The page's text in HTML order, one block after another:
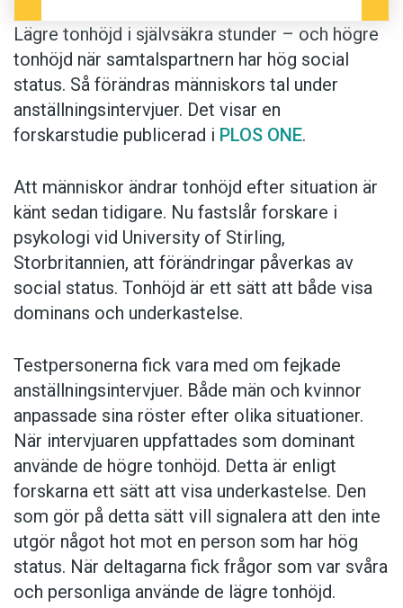
Lägre tonhöjd i självsäkra stunder – och högre
tonhöjd när samtalspartnern har hög social
status. Så förändras människors tal under
anställningsintervjuer. Det visar en
forskarstudie publicerad i PLOS ONE.
Att människor ändrar tonhöjd efter situation är
känt sedan tidigare. Nu fastslår forskare i
psykologi vid University of Stirling,
Storbritannien, att förändringar påverkas av
social status. Tonhöjd är ett sätt att både visa
dominans och underkastelse.
Testpersonerna fick vara med om fejkade
anställningsintervjuer. Både män och kvinnor
anpassade sina röster efter olika situationer.
När intervjuaren uppfattades som dominant
använde de högre tonhöjd. Detta är enligt
forskarna ett sätt att visa underkastelse. Den
som gör på detta sätt vill signalera att den inte
utgör något hot mot en person som har hög
status. När deltagarna fick frågor som var svåra
och personliga använde de lägre tonhöjd.